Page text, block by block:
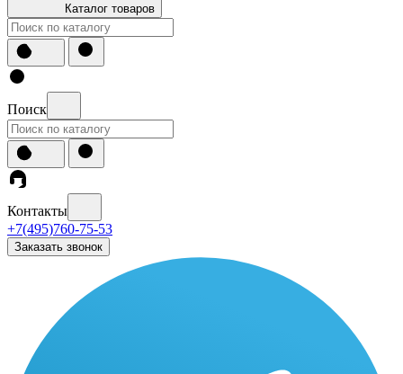
Каталог товаров
Поиск
Контакты
+7(495)760-75-53
Заказать звонок